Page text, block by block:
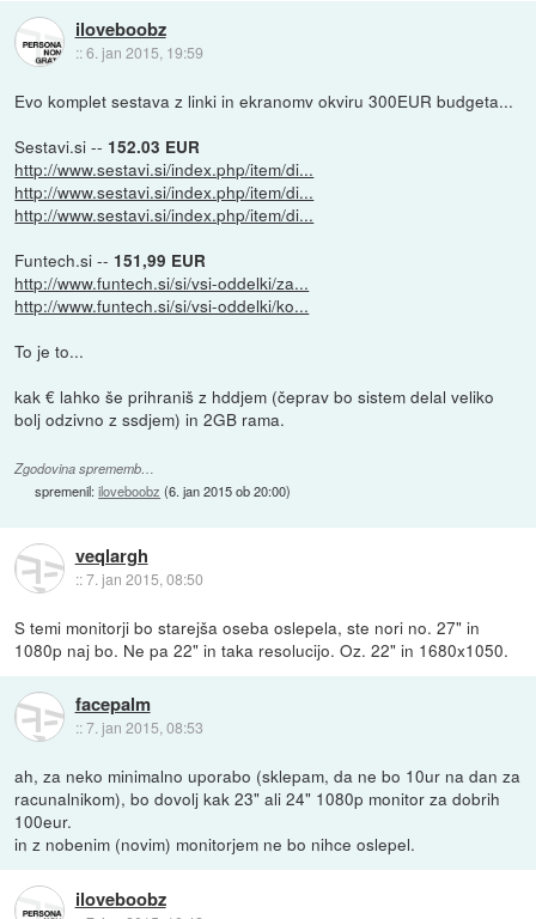
iloveboobz
::6. jan 2015, 19:59
Evo komplet sestava z linki in ekranomv okviru 300EUR budgeta...
Sestavi.si -- 152.03 EUR
http://www.sestavi.si/index.php/item/di...
http://www.sestavi.si/index.php/item/di...
http://www.sestavi.si/index.php/item/di...
Funtech.si -- 151,99 EUR
http://www.funtech.si/si/vsi-oddelki/za...
http://www.funtech.si/si/vsi-oddelki/ko...
To je to...
kak € lahko še prihraniš z hddjem (čeprav bo sistem delal veliko
bolj odzivno z ssdjem) in 2GB rama.
Zgodovina sprememb…
spremenil:iloveboobz (6. jan 2015 ob 20:00)
veqlargh
::7. jan 2015, 08:50
S temi monitorji bo starejša oseba oslepela, ste nori no. 27" in
1080p naj bo. Ne pa 22" in taka resolucijo. Oz. 22" in 1680x1050.
facepalm
::7. jan 2015, 08:53
ah, za neko minimalno uporabo (sklepam, da ne bo 10ur na dan za
racunalnikom), bo dovolj kak 23" ali 24" 1080p monitor za dobrih
100eur.
in z nobenim (novim) monitorjem ne bo nihce oslepel.
iloveboobz